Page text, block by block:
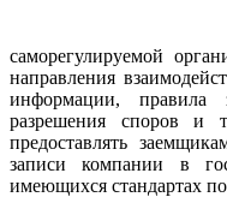
саморегулируемой
направления
информации, правила
разрешения споров
предоставлять
записи компании в
имеющихся стандартах